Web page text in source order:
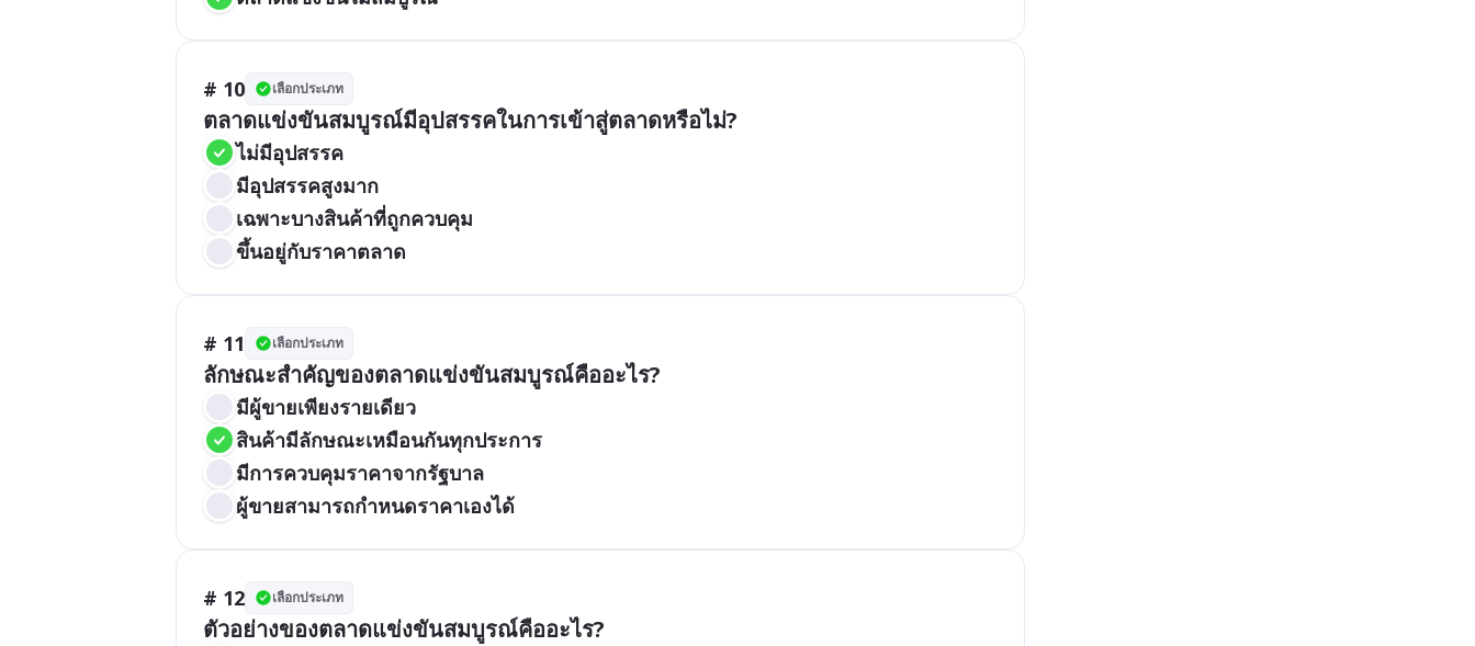
# 10 เลือกประเภท
ตลาดแข่งขันสมบูรณ์มีอุปสรรคในการเข้าสู่ตลาดหรือไม่?
ไม่มีอุปสรรค
มีอุปสรรคสูงมาก
เฉพาะบางสินค้าที่ถูกควบคุม
ขึ้นอยู่กับราคาตลาด
# 11 เลือกประเภท
ลักษณะสำคัญของตลาดแข่งขันสมบูรณ์คืออะไร?
มีผู้ขายเพียงรายเดียว
สินค้ามีลักษณะเหมือนกันทุกประการ
มีการควบคุมราคาจากรัฐบาล
ผู้ขายสามารถกำหนดราคาเองได้
# 12 เลือกประเภท
ตัวอย่างของตลาดแข่งขันสมบูรณ์คืออะไร?